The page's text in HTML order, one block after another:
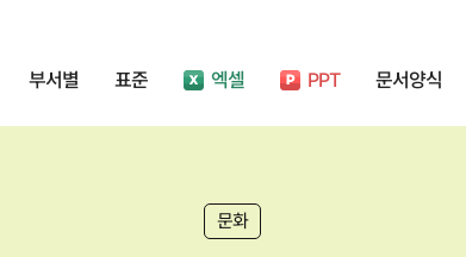
부서별 표준 엑셀 PPT 문서양식
문화